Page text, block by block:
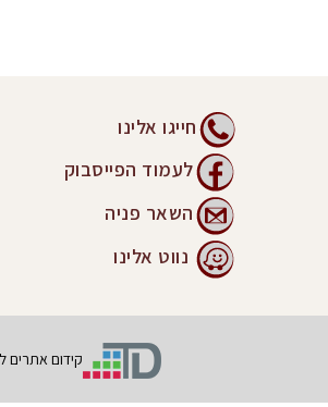
חייגו אלינו
לעמוד הפייסבוק
השאר פניה
נווט אלינו
קידום אתרים